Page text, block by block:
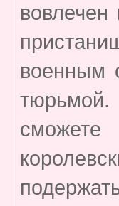
военным
тюрьмой.